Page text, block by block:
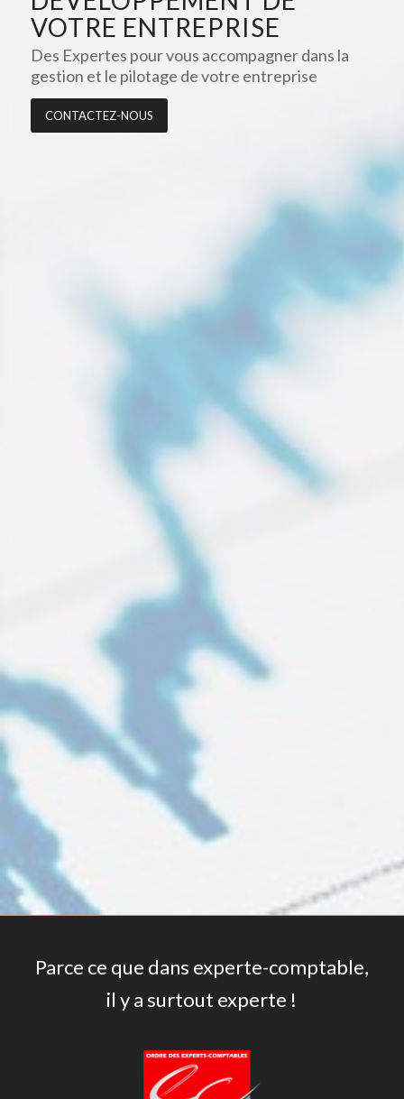
VOTRE ENTREPRISE
Des Expertes pour vous accompagner dans la
gestion et le pilotage de votre entreprise
CONTACTEZ-NOUS
Parce ce que dans experte-comptable,
il y a surtout experte !